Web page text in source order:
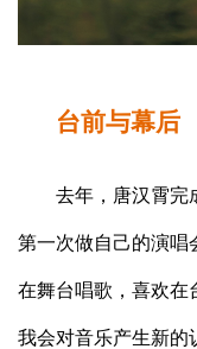
台前与幕后
去年，唐汉霄完成
第一次做自己的演唱
在舞台唱歌，喜欢在
我会对音乐产生新的